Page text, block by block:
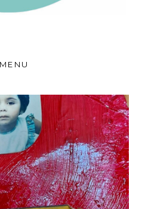
MENU